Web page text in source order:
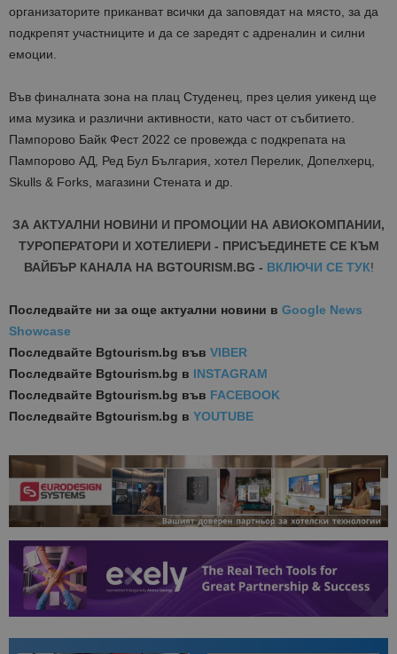
организаторите приканват всички да заповядат на място, за да
подкрепят участниците и да се заредят с адреналин и силни
емоции.
Във финалната зона на плац Студенец, през целия уикенд ще
има музика и различни активности, като част от събитието.
Пампорово Байк Фест 2022 се провежда с подкрепата на
Пампорово АД, Ред Бул България, хотел Перелик, Допелхерц,
Skulls & Forks, магазини Стената и др.
ЗА АКТУАЛНИ НОВИНИ И ПРОМОЦИИ НА АВИОКОМПАНИИ,
ТУРОПЕРАТОРИ И ХОТЕЛИЕРИ - ПРИСЪЕДИНЕТЕ СЕ КЪМ
ВАЙБЪР КАНАЛА НА BGTOURISM.BG - ВКЛЮЧИ СЕ ТУК!
Последвайте ни за още актуални новини в Google News
Showcase
Последвайте Bgtourism.bg във VIBER
Последвайте Bgtourism.bg в INSTAGRAM
Последвайте Bgtourism.bg във FACEBOOK
Последвайте Bgtourism.bg в YOUTUBE